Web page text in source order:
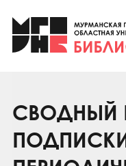
Клуб «Гиря
Клуб
Коллегам
Контакты
СВОДНЫЙ